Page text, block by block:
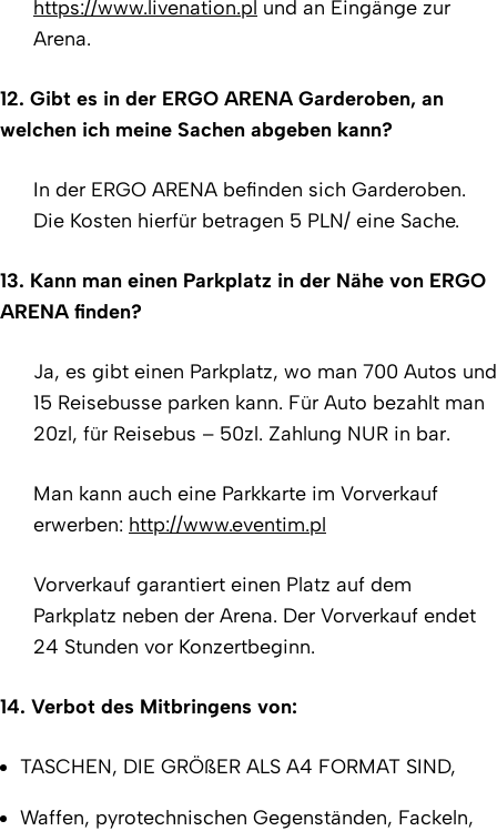
https://www.livenation.pl und an Eingänge zur
Arena.
12. Gibt es in der ERGO ARENA Garderoben, an
welchen ich meine Sachen abgeben kann?
In der ERGO ARENA befinden sich Garderoben.
Die Kosten hierfür betragen 5 PLN/ eine Sache.
13. Kann man einen Parkplatz in der Nähe von ERGO
ARENA finden?
Ja, es gibt einen Parkplatz, wo man 700 Autos und
15 Reisebusse parken kann. Für Auto bezahlt man
20zl, für Reisebus – 50zl. Zahlung NUR in bar.
Man kann auch eine Parkkarte im Vorverkauf
erwerben: http://www.eventim.pl
Vorverkauf garantiert einen Platz auf dem
Parkplatz neben der Arena. Der Vorverkauf endet
24 Stunden vor Konzertbeginn.
14. Verbot des Mitbringens von:
TASCHEN, DIE GRÖßER ALS A4 FORMAT SIND,
Waffen, pyrotechnischen Gegenständen, Fackeln,